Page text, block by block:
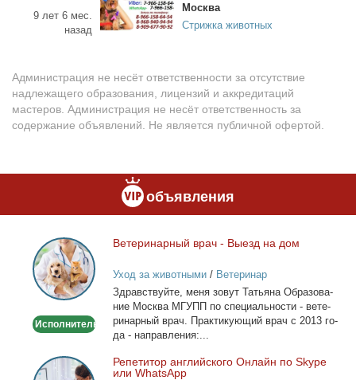
9 лет 6 мес.
назад
Москва
Стрижка животных
Администрация не несёт ответственности за отсутствие
надлежащего образования, лицензий и аккредитаций
мастеров. Администрация не несёт ответственность за
содержание объявлений. Не является публичной офертой.
объявления
Ветеринарный
врач
-
Выезд
дом
Исполнитель
Ве­те­ри­нар­ный врач - Вы­езд на дом
Уход за животными/ Ветеринар
Здрав­ствуй­те, ме­ня зо­вут Та­тья­на Об­ра­зо­ва­
ние Москва МГУПП по спе­ци­аль­но­сти - ве­те­
ри­нар­ный врач. Прак­ти­ку­ю­щий врач с 2013 го­
да - на­прав­ле­ния:...
Репетитор
Ре­пе­ти­тор ан­глий­ско­го Он­лайн по Skype
или WhatsApp